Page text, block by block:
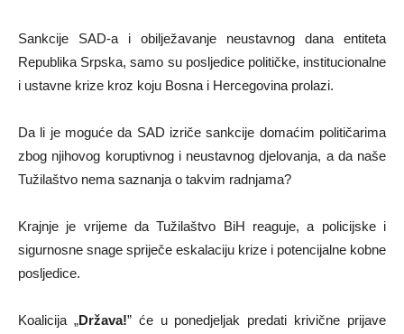
Sankcije SAD-a i obilježavanje neustavnog dana entiteta
Republika Srpska, samo su posljedice političke, institucionalne
i ustavne krize kroz koju Bosna i Hercegovina prolazi.
Da li je moguće da SAD izriče sankcije domaćim političarima
zbog njihovog koruptivnog i neustavnog djelovanja, a da naše
Tužilaštvo nema saznanja o takvim radnjama?
Krajnje je vrijeme da Tužilaštvo BiH reaguje, a policijske i
sigurnosne snage spriječe eskalaciju krize i potencijalne kobne
posljedice.
Koalicija „Država!” će u ponedjeljak predati krivične prijave